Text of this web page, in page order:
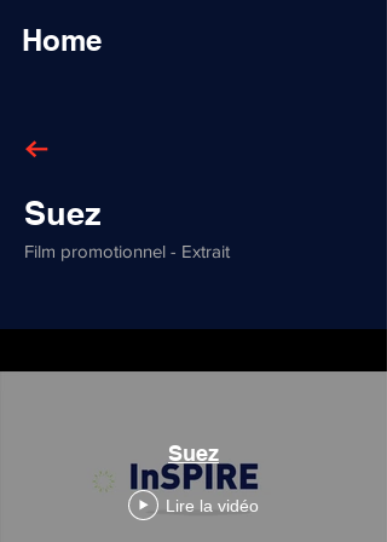
Home
Suez
Film promotionnel - Extrait
Suez
Lire la vidéo